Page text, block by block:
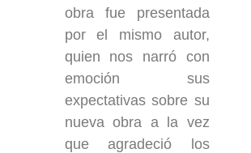
obra fue presentada
por el mismo autor,
quien nos narró con
emoción sus
expectativas sobre su
nueva obra a la vez
que agradeció los